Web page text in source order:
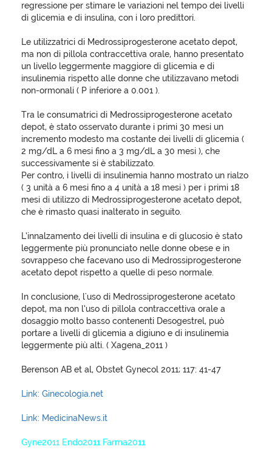
regressione per stimare le variazioni nel tempo dei livelli
di glicemia e di insulina, con i loro predittori.
Le utilizzatrici di Medrossiprogesterone acetato depot,
ma non di pillola contraccettiva orale, hanno presentato
un livello leggermente maggiore di glicemia e di
insulinemia rispetto alle donne che utilizzavano metodi
non-ormonali ( P inferiore a 0.001 ).
Tra le consumatrici di Medrossiprogesterone acetato
depot, è stato osservato durante i primi 30 mesi un
incremento modesto ma costante dei livelli di glicemia (
2 mg/dL a 6 mesi fino a 3 mg/dL a 30 mesi ), che
successivamente si è stabilizzato.
Per contro, i livelli di insulinemia hanno mostrato un rialzo
( 3 unità a 6 mesi fino a 4 unità a 18 mesi ) per i primi 18
mesi di utilizzo di Medrossiprogesterone acetato depot,
che è rimasto quasi inalterato in seguito.
L’innalzamento dei livelli di insulina e di glucosio è stato
leggermente più pronunciato nelle donne obese e in
sovrappeso che facevano uso di Medrossiprogesterone
acetato depot rispetto a quelle di peso normale.
In conclusione, l'uso di Medrossiprogesterone acetato
depot, ma non l’uso di pillola contraccettiva orale a
dosaggio molto basso contenenti Desogestrel, può
portare a livelli di glicemia a digiuno e di insulinemia
leggermente più alti. ( Xagena_2011 )
Berenson AB et al, Obstet Gynecol 2011; 117: 41-47
Link: Ginecologia.net
Link: MedicinaNews.it
Gyne2011 Endo2011 Farma2011